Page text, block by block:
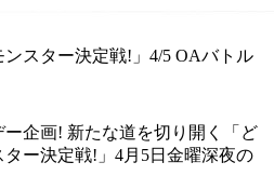
ンスター決定戦!」4/5 OAバトル
ー企画! 新たな道を切り開く「ど
ー決定戦!」4月5日金曜深夜の